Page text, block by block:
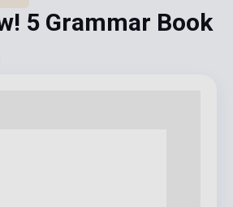
5 Grammar Book